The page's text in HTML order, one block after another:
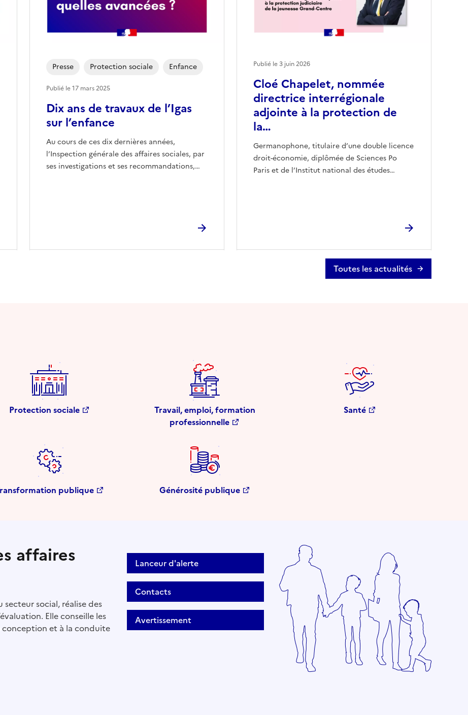
Dix ans de travaux de l’Igas
sur l’enfance
Au cours de ces dix dernières années,
l’Inspection générale des affaires sociales, par
ses investigations et ses recommandations,…
Presse Protection sociale Enfance
Publié le17 mars 2025
Cloé Chapelet, nommée
directrice interrégionale
adjointe à la protection de
la…
Germanophone, titulaire d’une double licence
droit-économie, diplômée de Sciences Po
Paris et de l’Institut national des études…
Publié le3 juin 2026
Toutes les actualités
Protection sociale
Travail, emploi, formation
professionnelle
Santé
publique Générosité publique
affaires
social, réalise des
Elle conseille les
et à la conduite
Lanceur d'alerte
Contacts
Avertissement